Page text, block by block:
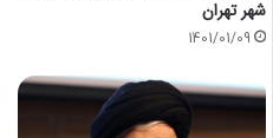
شهر تهران
1401/01/09